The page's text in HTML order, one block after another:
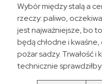
Wybór między stalą a
rzeczy: paliwo,
jest najważniejsze, bo
będą chłodne i
pożar sadzy. Trwałość
technicznie